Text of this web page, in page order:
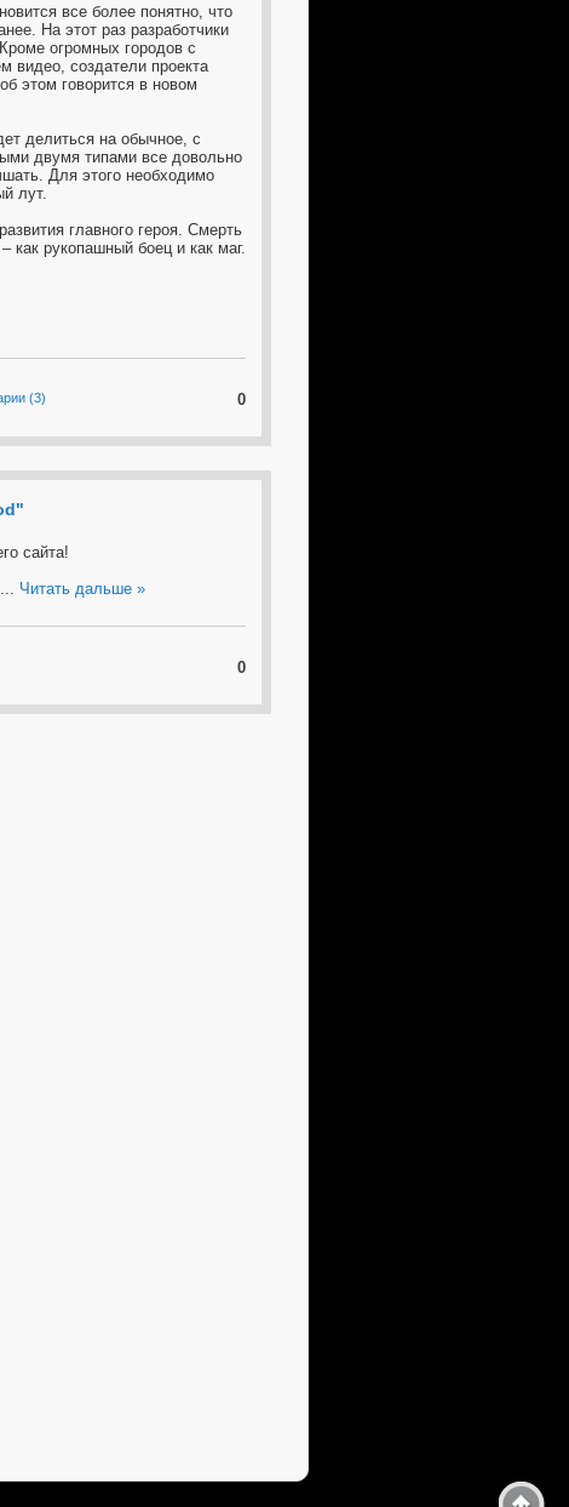
все более понятно, что
На этот раз разработчики
огромных городов с
видео, создатели проекта
этом говорится в новом
делиться на обычное, с
двумя типами все довольно
Для этого необходимо
лут.
главного героя. Смерть
как рукопашный боец и как маг.
0
(3)
сайта!
Читать дальше »
0